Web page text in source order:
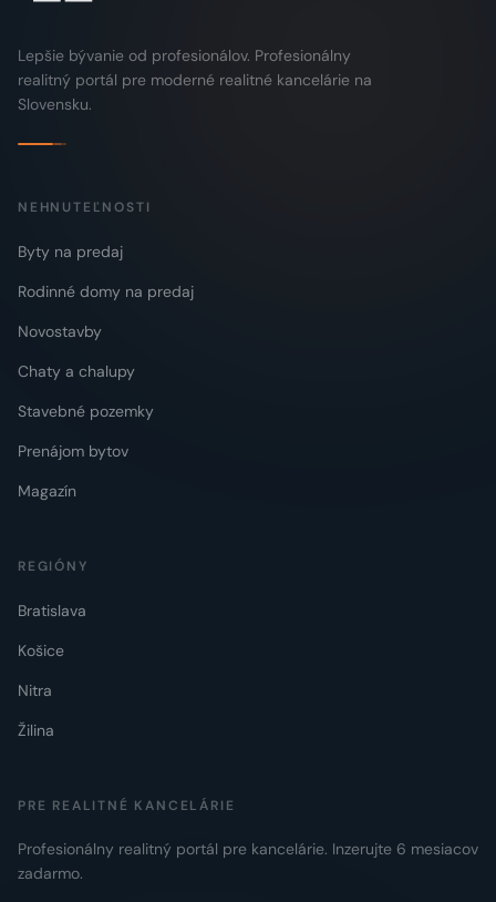
Lepšie bývanie od profesionálov. Profesionálny
realitný portál pre moderné realitné kancelárie na
Slovensku.
NEHNUTEĽNOSTI
Byty na predaj
Rodinné domy na predaj
Novostavby
Chaty a chalupy
Stavebné pozemky
Prenájom bytov
Magazín
REGIÓNY
Bratislava
Košice
Nitra
Žilina
PRE REALITNÉ KANCELÁRIE
Profesionálny realitný portál pre kancelárie. Inzerujte 6 mesiacov
zadarmo.